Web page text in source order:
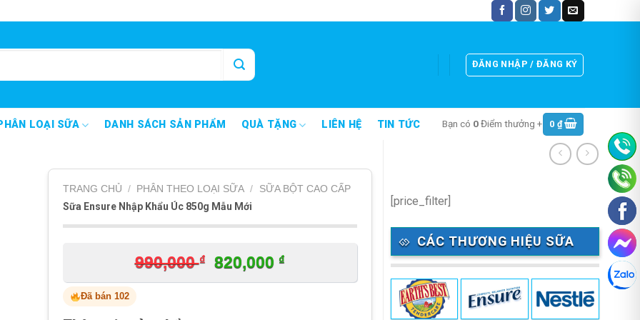
ĐĂNG NHẬP / ĐĂNG KÝ
LOẠI SỮA DANH SÁCH SẢN PHẨM QUÀ TẶNG LIÊN HỆ TIN TỨC Bạn có 0Điểm thưởng + 0 ₫
[price_filter]
CÁC THƯƠNG HIỆU SỮA
TRANG CHỦ / PHÂN THEO LOẠI SỮA / SỮA BỘT CAO CẤP
Sữa Ensure Nhập Khẩu Úc 850g Mẫu Mới
990,000₫
Giá
gốc
820,000 ₫
hiện
Đã bán 102